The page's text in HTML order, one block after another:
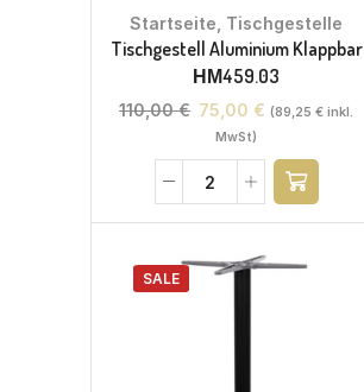
Startseite Tischgestelle
Tischgestell Aluminium Klappbar
ΗΜ459.03
110,00€ 75,00 € (89,25€ inkl.
MwSt)
SALE